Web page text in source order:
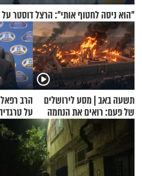
"הוא ניסה לחטוף אותי": הרצל דוסטר
תשעה באב | מסע לירושלים
של פעם: רואים את הנחמה
הרב
על